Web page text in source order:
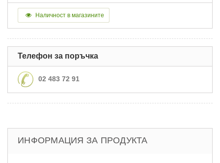
Наличност в магазините
Телефон за поръчка
02 483 72 91
ИНФОРМАЦИЯ ЗА ПРОДУКТА